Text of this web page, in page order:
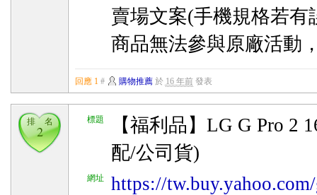
賣場文案(手機規格若
商品無法參與原廠活動
回應 1 # 購物推薦於 16 年前發表
標題
【福利品】LG G Pro 2
配/公司貨)
網址
https://
排 名
2